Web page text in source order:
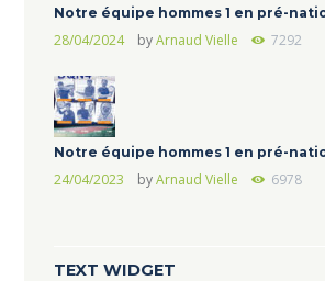
Notre équipe hommes 1 en pré-
28/04/2024 byArnaud Vielle 7292
Notre équipe hommes 1 en pré-
24/04/2023 byArnaud Vielle 6978
TEXT WIDGET